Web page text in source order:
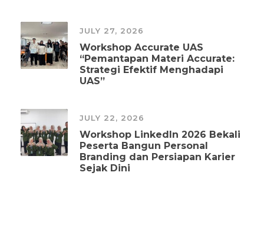
JULY 27, 2026
Workshop Accurate UAS
“Pemantapan Materi Accurate:
Strategi Efektif Menghadapi
UAS”
JULY 22, 2026
Workshop LinkedIn 2026 Bekali
Peserta Bangun Personal
Branding dan Persiapan Karier
Sejak Dini